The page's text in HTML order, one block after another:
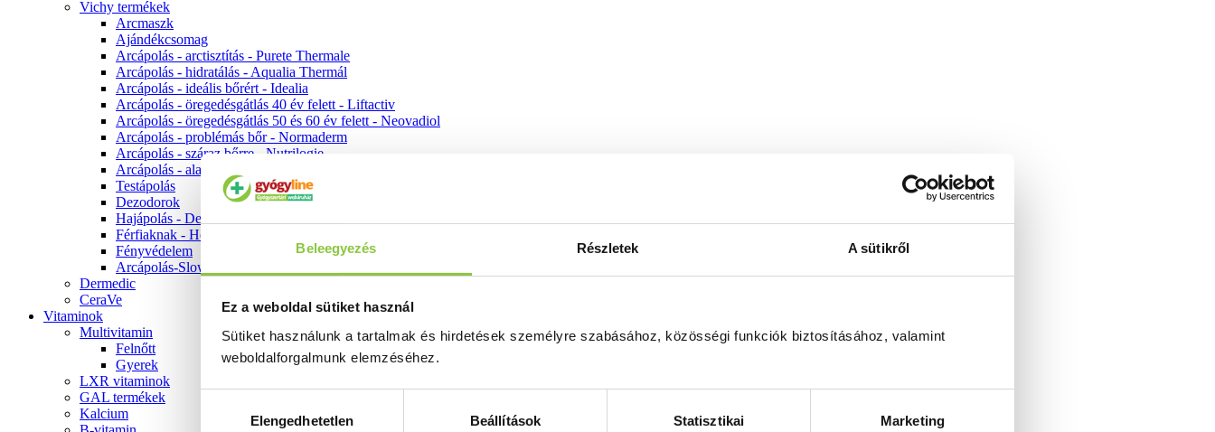
Beleegyezés Részletek A sütikről
Ez a weboldal sütiket használ
Sütiket használunk a tartalmak és hirdetések személyre szabásához, közösségi funkciók biztosításához, valamint
weboldalforgalmunk elemzéséhez.
kiválasztásaElengedhetetlen Beállítások Statisztikai Marketing
Vichy termékek
Arcmaszk
Ajándékcsomag
Arcápolás - arctisztítás - Purete Thermale
Arcápolás - hidratálás - Aqualia Thermál
Arcápolás - ideális bőrért - Idealia
Arcápolás - öregedésgátlás 40 év felett - Liftactiv
Arcápolás - öregedésgátlás 50 és 60 év felett - Neovadiol
Arcápolás - problémás bőr - Normaderm
Arcápolás - száraz bőrre - Nutrilogie
Arcápolás - alapozók
Testápolás
Dezodorok
Hajápolás - Dercos
Férfiaknak - Homme
Fényvédelem
Arcápolás-Slow Age
Dermedic
CeraVe
Vitaminok
Multivitamin
Felnőtt
Gyerek
LXR vitaminok
GAL termékek
Kalcium